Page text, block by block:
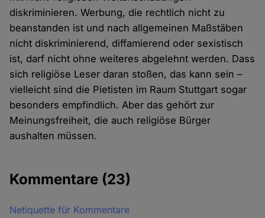
diskriminieren. Werbung, die rechtlich nicht zu
beanstanden ist und nach allgemeinen Maßstäben
nicht diskriminierend, diffamierend oder sexistisch
ist, darf nicht ohne weiteres abgelehnt werden. Dass
sich religiöse Leser daran stoßen, das kann sein –
vielleicht sind die Pietisten im Raum Stuttgart sogar
besonders empfindlich. Aber das gehört zur
Meinungsfreiheit, die auch religiöse Bürger
aushalten müssen.
Kommentare (23)
Netiquette für Kommentare